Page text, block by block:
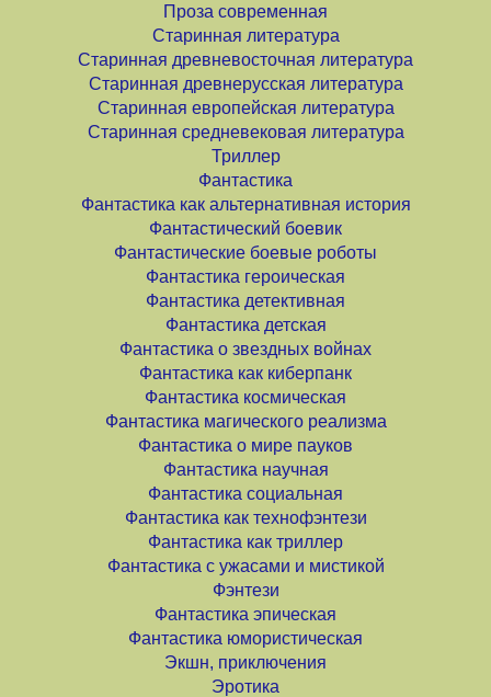
Проза современная
Старинная литература
Старинная древневосточная литература
Старинная древнерусская литература
Старинная европейская литература
Старинная средневековая литература
Триллер
Фантастика
Фантастика как альтернативная история
Фантастический боевик
Фантастические боевые роботы
Фантастика героическая
Фантастика детективная
Фантастика детская
Фантастика о звездных войнах
Фантастика как киберпанк
Фантастика космическая
Фантастика магического реализма
Фантастика о мире пауков
Фантастика научная
Фантастика социальная
Фантастика как технофэнтези
Фантастика как триллер
Фантастика с ужасами и мистикой
Фэнтези
Фантастика эпическая
Фантастика юмористическая
Экшн, приключения
Эротика